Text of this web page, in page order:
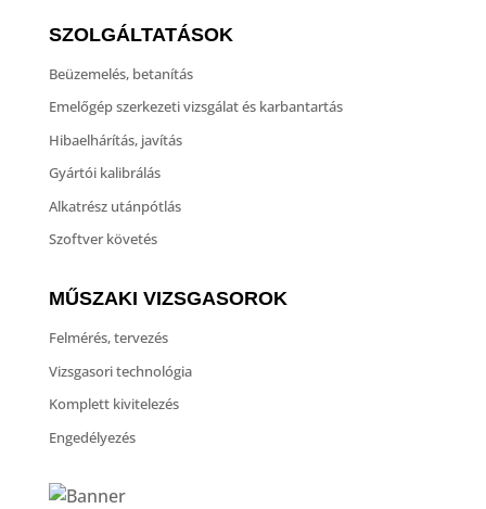
SZOLGÁLTATÁSOK
Beüzemelés, betanítás
Emelőgép szerkezeti vizsgálat és karbantartás
Hibaelhárítás, javítás
Gyártói kalibrálás
Alkatrész utánpótlás
Szoftver követés
MŰSZAKI VIZSGASOROK
Felmérés, tervezés
Vizsgasori technológia
Komplett kivitelezés
Engedélyezés